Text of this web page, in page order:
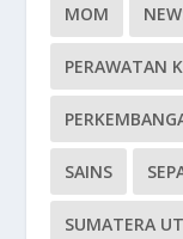
MOM
PERAWATAN
SAINS
SUMATERA